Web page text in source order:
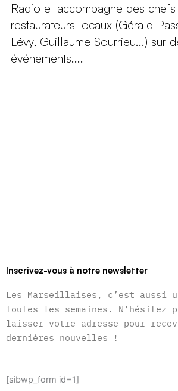
Radio et accompagne des
restaurateurs locaux (Gérald
Lévy, Guillaume Sourrieu...) sur
événements....
Inscrivez-vous à notre newsletter
Les Marseillaises, c’est aussi
toutes les semaines. N’hésitez
laisser votre adresse pour
dernières nouvelles !
[sibwp_form id=1]